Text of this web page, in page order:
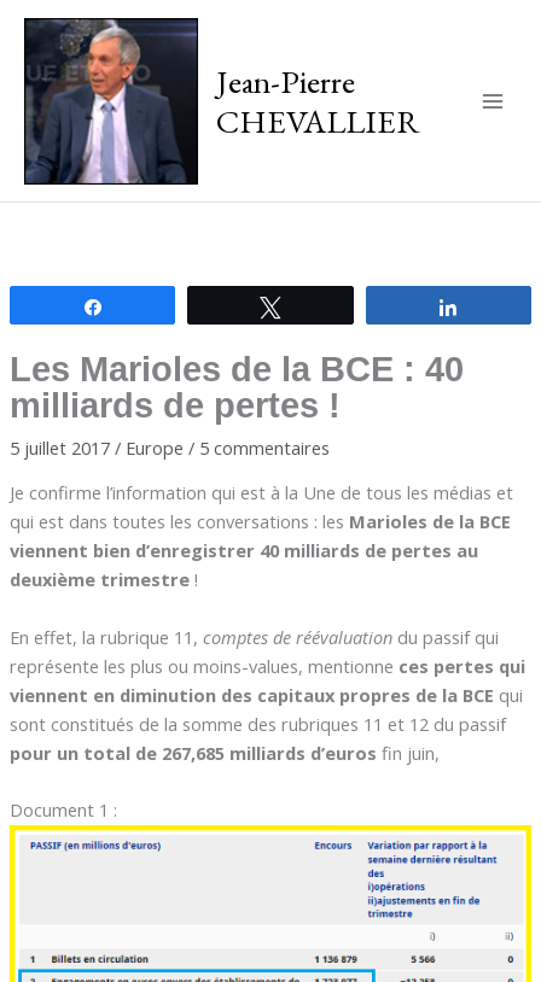
Jean-Pierre
CHEVALLIER
Les Marioles de la BCE : 40
milliards de pertes !
5 juillet 2017 / Europe / 5 commentaires
Je confirme l’information qui est à la Une de tous les médias et
qui est dans toutes les conversations : les Marioles de la BCE
viennent bien d’enregistrer 40 milliards de pertes au
deuxième trimestre !
En effet, la rubrique 11, comptes de réévaluationdu passif qui
représente les plus ou moins-values, mentionne ces pertes qui
viennent en diminution des capitaux propres de la BCE qui
sont constitués de la somme des rubriques 11 et 12 du passif
pour un total de 267,685 milliards d’euros fin juin,
Document 1 :